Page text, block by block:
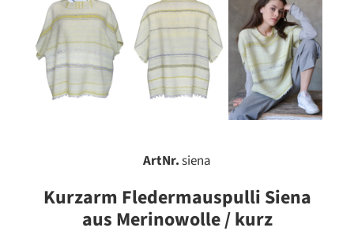
ArtNr.siena
Kurzarm Fledermauspulli Siena
aus Merinowolle / kurz